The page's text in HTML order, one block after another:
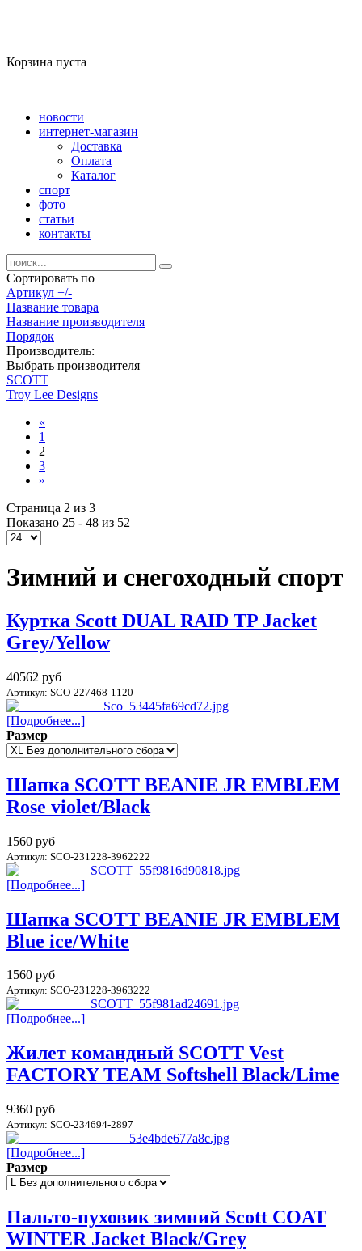
Корзина пуста
новости
интернет-магазин
Доставка
Оплата
Каталог
спорт
фото
статьи
контакты
Сортировать по
Артикул +/-
Название товара
Название производителя
Порядок
Производитель:
Выбрать производителя
SCOTT
Troy Lee Designs
«
1
2
3
»
Страница 2 из 3
Показано 25 - 48 из 52
Зимний и снегоходный спорт
Куртка Scott DUAL RAID TP Jacket
Grey/Yellow
40562 руб
Артикул: SCO-227468-1120
[Подробнее...]
Размер
Шапка SCOTT BEANIE JR EMBLEM
Rose violet/Black
1560 руб
Артикул: SCO-231228-3962222
[Подробнее...]
Шапка SCOTT BEANIE JR EMBLEM
Blue ice/White
1560 руб
Артикул: SCO-231228-3963222
[Подробнее...]
Жилет командный SCOTT Vest
FACTORY TEAM Softshell Black/Lime
9360 руб
Артикул: SCO-234694-2897
[Подробнее...]
Размер
Пальто-пуховик зимний Scott COAT
WINTER Jacket Black/Grey